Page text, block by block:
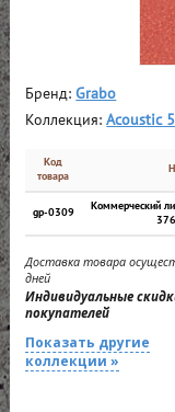
Бренд:Grabo
Коллекция:Acoustic 5
Код
товара
gp-0309
Коммерческий
Доставка товара
дней
Индивидуальные
покупателей
Показать другие
коллекции »